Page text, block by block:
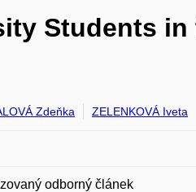
Students
Zdeňka ZELENKOVÁ Iveta
odborný článek